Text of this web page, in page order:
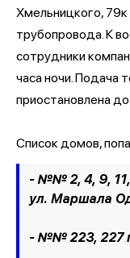
Хмельницкого,
трубопровода. К
сотрудники
часа ночи. Подача
приостановлена
Список домов,
- №№ 2, 4, 9, 11,
ул. Маршала
- №№ 223, 227